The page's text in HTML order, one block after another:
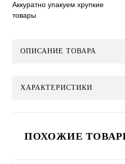
Аккуратно упакуем хрупкие
товары
ОПИСАНИЕ ТОВАРА
ХАРАКТЕРИСТИКИ
ПОХОЖИЕ